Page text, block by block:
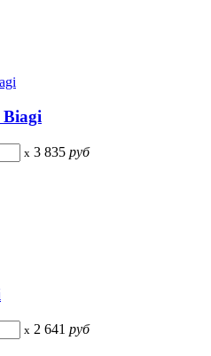
x 3 835 руб
x 2 641 руб